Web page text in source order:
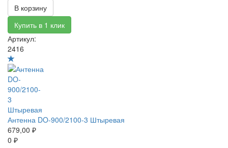
В корзину
Купить в 1 клик
Артикул:
2416
Антенна DO-900/2100-3 Штыревая
679,00 ₽
0 ₽